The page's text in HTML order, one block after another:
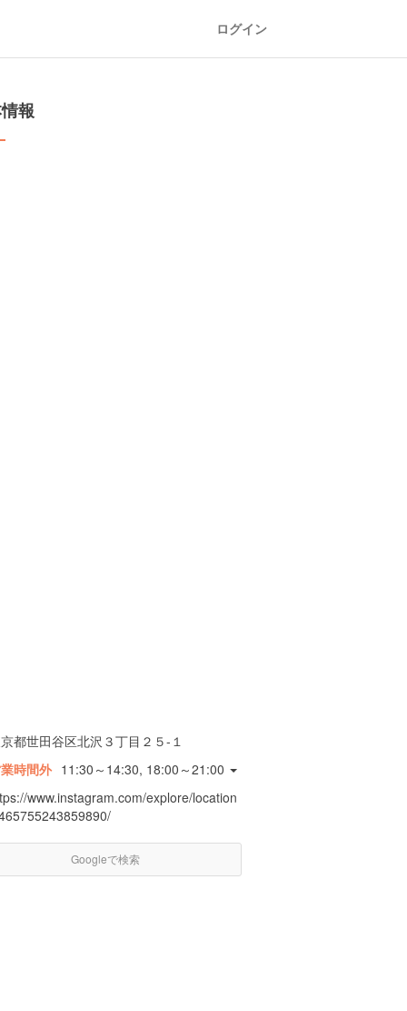
ログイン
報
都世田谷区北沢３丁目２５-１
時間外 11:30～14:30, 18:00～21:00
www.instagram.com/explore/location
Googleで検索